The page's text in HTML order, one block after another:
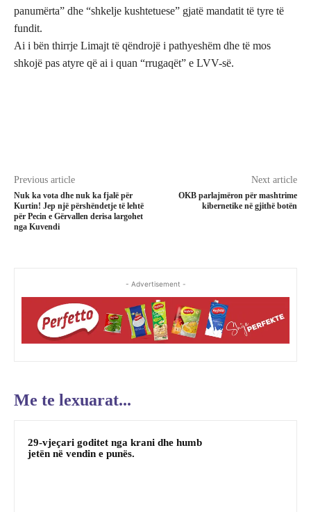
panumërta” dhe “shkelje kushtetuese” gjatë mandatit të tyre të
fundit.
Ai i bën thirrje Limajt të qëndrojë i pathyeshëm dhe të mos
shkojë pas atyre që ai i quan “rrugaqët” e LVV-së.
Previous article
Nuk ka vota dhe nuk ka fjalë për
Kurtin! Jep një përshëndetje të lehtë
për Pecin e Gërvallen derisa largohet
nga Kuvendi
Next article
OKB parlajmëron për mashtrime
kibernetike në gjithë botën
- Advertisement -
Me te lexuarat...
29-vjeçari goditet nga krani dhe humb
jetën në vendin e punës.